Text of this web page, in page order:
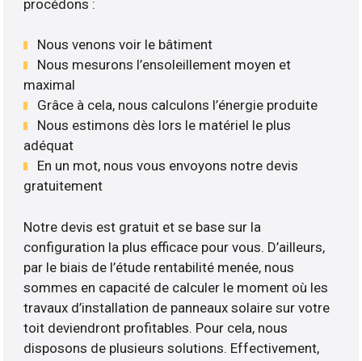
procédons :
Nous venons voir le bâtiment
Nous mesurons l’ensoleillement moyen et
maximal
Grâce à cela, nous calculons l’énergie produite
Nous estimons dès lors le matériel le plus
adéquat
En un mot, nous vous envoyons notre devis
gratuitement
Notre devis est gratuit et se base sur la
configuration la plus efficace pour vous. D’ailleurs,
par le biais de l’étude rentabilité menée, nous
sommes en capacité de calculer le moment où les
travaux d’installation de panneaux solaire sur votre
toit deviendront profitables. Pour cela, nous
disposons de plusieurs solutions. Effectivement,